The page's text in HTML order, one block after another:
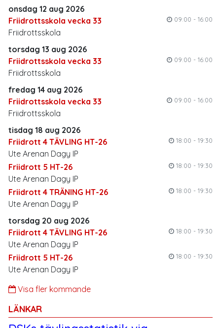
onsdag 12 aug 2026
Friidrottsskola vecka 33
09:00 - 16:00
Friidrottsskola
torsdag 13 aug 2026
Friidrottsskola vecka 33
09:00 - 16:00
Friidrottsskola
fredag 14 aug 2026
Friidrottsskola vecka 33
09:00 - 16:00
Friidrottsskola
tisdag 18 aug 2026
Friidrott 4 TÄVLING HT-26
18:00 - 19:30
Ute Arenan Dagy IP
Friidrott 5 HT-26
18:00 - 19:30
Ute Arenan Dagy IP
Friidrott 4 TRÄNING HT-26
18:00 - 19:30
Ute Arenan Dagy IP
torsdag 20 aug 2026
Friidrott 4 TÄVLING HT-26
18:00 - 19:30
Ute Arenan Dagy IP
Friidrott 5 HT-26
18:00 - 19:30
Ute Arenan Dagy IP
Visa fler kommande
LÄNKAR